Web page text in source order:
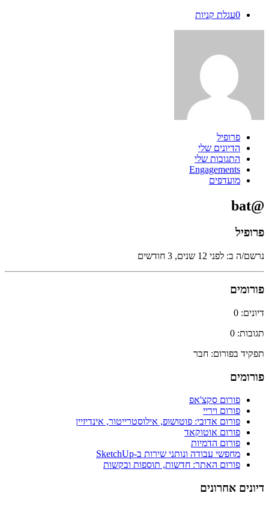
0עגלת קניות
פרופיל
הדיונים שלי
התגובות שלי
Engagements
מועדפים
@bat
פרופיל
נרשם/ה ב: לפני 12 שנים, 3 חודשים
פורומים
דיונים: 0
תגובות: 0
תפקיד בפורום: חבר
פורומים
פורום סקצ'אפ
פורום ויריי
פורום אדובי: פוטושופ, אילוסטרייטור, אינדיזיין
פורום אוטוקאד
פורום הדמיות
מחפשי עבודה ונותני שירות ב-SketchUp
פורום האתר: חדשות, תוספות ובקשות
דיונים אחרונים